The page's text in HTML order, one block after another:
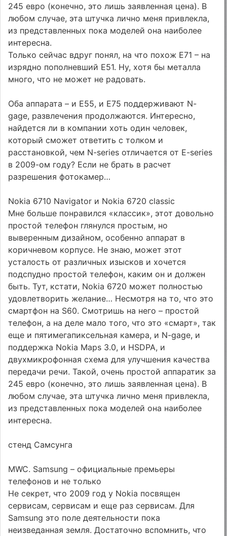
245 евро (конечно, это лишь заявленная цена). В
любом случае, эта штучка лично меня привлекла,
из представленных пока моделей она наиболее
интересна.
Только сейчас вдруг понял, на что похож E71 – на
изрядно пополневший E51. Ну, хотя бы металла
много, что не может не радовать.
Оба аппарата – и E55, и E75 поддерживают N-
gage, развлечения продолжаются. Интересно,
найдется ли в компании хоть один человек,
который сможет ответить с толком и
расстановкой, чем N-series отличается от E-series
в 2009-ом году? Если не брать в расчет
разрешения фотокамер…
Nokia 6710 Navigator и Nokia 6720 classic
Мне больше понравился «классик», этот довольно
простой телефон глянулся простым, но
выверенным дизайном, особенно аппарат в
коричневом корпусе. Не знаю, может этот
усталость от различных изысков и хочется
подспудно простой телефон, каким он и должен
быть. Тут, кстати, Nokia 6720 может полностью
удовлетворить желание… Несмотря на то, что это
смартфон на S60. Смотришь на него – простой
телефон, а на деле мало того, что это «смарт», так
еще и пятимегапиксельная камера, и N-gage, и
поддержка Nokia Maps 3.0, и HSDPA, и
двухмикрофонная схема для улучшения качества
передачи речи. Такой, очень простой аппаратик за
245 евро (конечно, это лишь заявленная цена). В
любом случае, эта штучка лично меня привлекла,
из представленных пока моделей она наиболее
интересна.
стенд Самсунга
MWC. Samsung – официальные премьеры
телефонов и не только
Не секрет, что 2009 год у Nokia посвящен
сервисам, сервисам и еще раз сервисам. Для
Samsung это поле деятельности пока
неизведанная земля. Достаточно вспомнить, что